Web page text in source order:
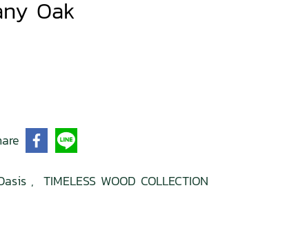
Oak
, TIMELESS WOOD COLLECTION